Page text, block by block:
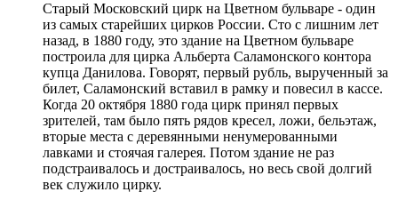
Cтарый Московский цирк на Цветном бульваре - один
из самых старейших цирков России. Сто с лишним лет
назад, в 1880 году, это здание на Цветном бульваре
построила для цирка Альберта Саламонского контора
купца Данилова. Говорят, первый рубль, вырученный за
билет, Саламонский вставил в рамку и повесил в кассе.
Когда 20 октября 1880 года цирк принял первых
зрителей, там было пять рядов кресел, ложи, бельэтаж,
вторые места с деревянными ненумерованными
лавками и стоячая галерея. Потом здание не раз
подстраивалось и достраивалось, но весь свой долгий
век служило цирку.